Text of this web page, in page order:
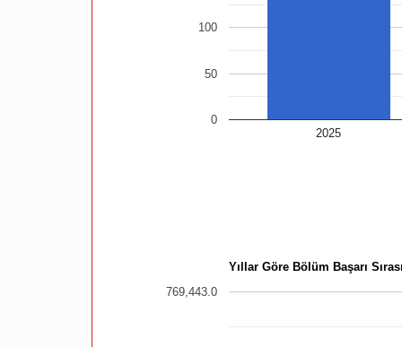
2025
0
50
100
Yıllar Göre Bölüm Başarı
769,443.0